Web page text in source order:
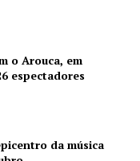
o Arouca, em
espectadores
da música